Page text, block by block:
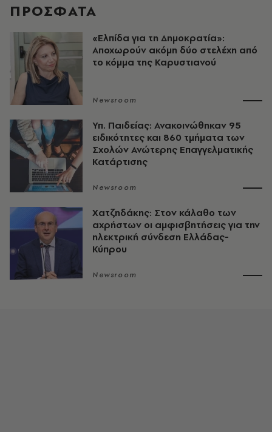
ΠΡΟΣΦΑΤΑ
«Ελπίδα για τη Δημοκρατία»:
Αποχωρούν ακόμη δύο στελέχη από
το κόμμα της Καρυστιανού
Newsroom
Υπ. Παιδείας: Ανακοινώθηκαν 95
ειδικότητες και 860 τμήματα των
Σχολών Ανώτερης Επαγγελματικής
Κατάρτισης
Newsroom
Χατζηδάκης: Στον κάλαθο των
αχρήστων οι αμφισβητήσεις για την
ηλεκτρική σύνδεση Ελλάδας-
Κύπρου
Newsroom